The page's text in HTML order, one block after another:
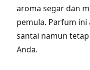
aroma segar dan
pemula. Parfum ini
santai namun
Anda.